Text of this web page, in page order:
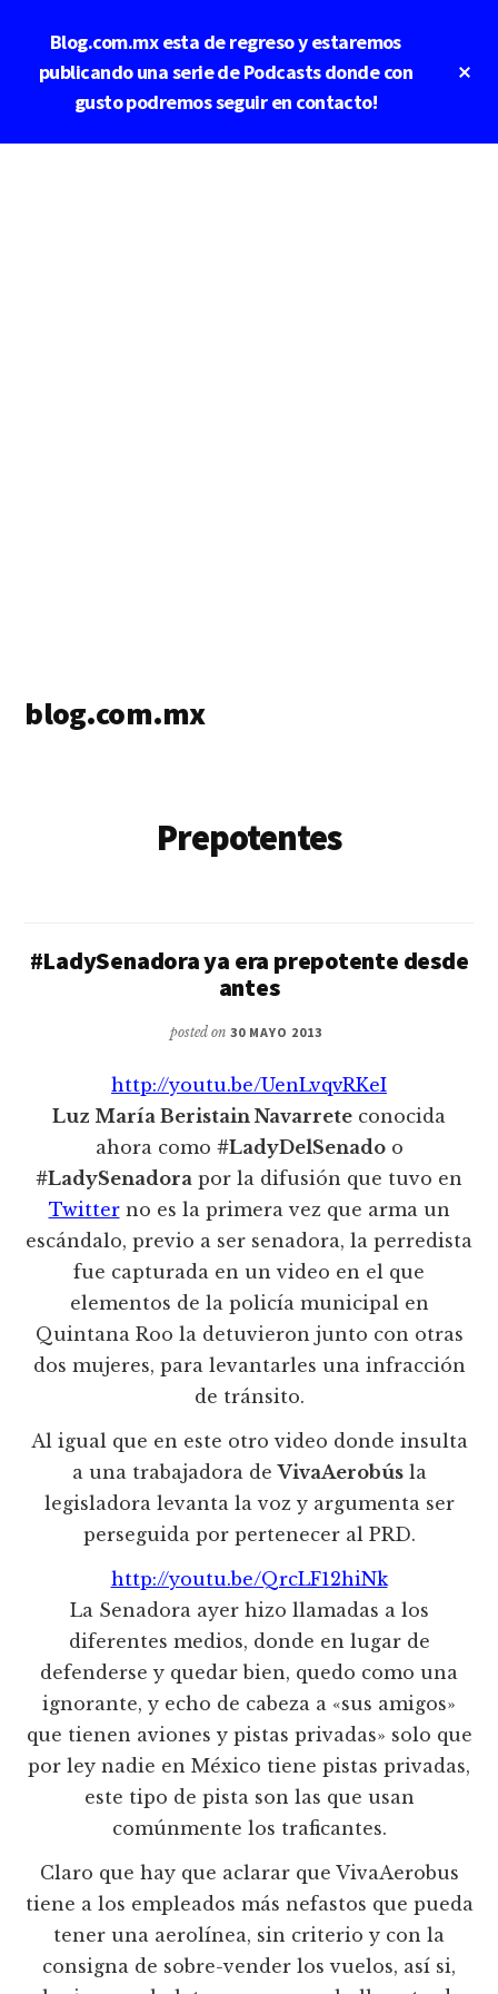
contenido
Blog.com.mx esta de regreso y estaremos
publicando una serie de Podcasts donde con
gusto podremos seguir en contacto!
blog.com.mx
Prepotentes
#LadySenadora ya era prepotente desde
antes
posted on30 MAYO 2013
http://youtu.be/UenLvqvRKeI
Luz María Beristain Navarrete conocida
ahora como #LadyDelSenadoo
#LadySenadora por la difusión que tuvo en
Twitterno es la primera vez que arma un
escándalo, previo a ser senadora, la perredista
fue capturada en un video en el que
elementos de la policía municipal en
Quintana Roo la detuvieron junto con otras
dos mujeres, para levantarles una infracción
de tránsito.
Al igual que en este otro video donde insulta
a una trabajadora deVivaAerobúsla
legisladora levanta la voz y argumenta ser
perseguida por pertenecer al PRD.
http://youtu.be/QrcLF12hiNk
La Senadora ayer hizo llamadas a los
diferentes medios, donde en lugar de
defenderse y quedar bien, quedo como una
ignorante, y echo de cabeza a «sus amigos»
que tienen aviones y pistas privadas» solo que
por ley nadie en México tiene pistas privadas,
este tipo de pista son las que usan
comúnmente los traficantes.
Claro que hay que aclarar que VivaAerobus
tiene a los empleados más nefastos que pueda
tener una aerolínea, sin criterio y con la
consigna de sobre-vender los vuelos, así si,